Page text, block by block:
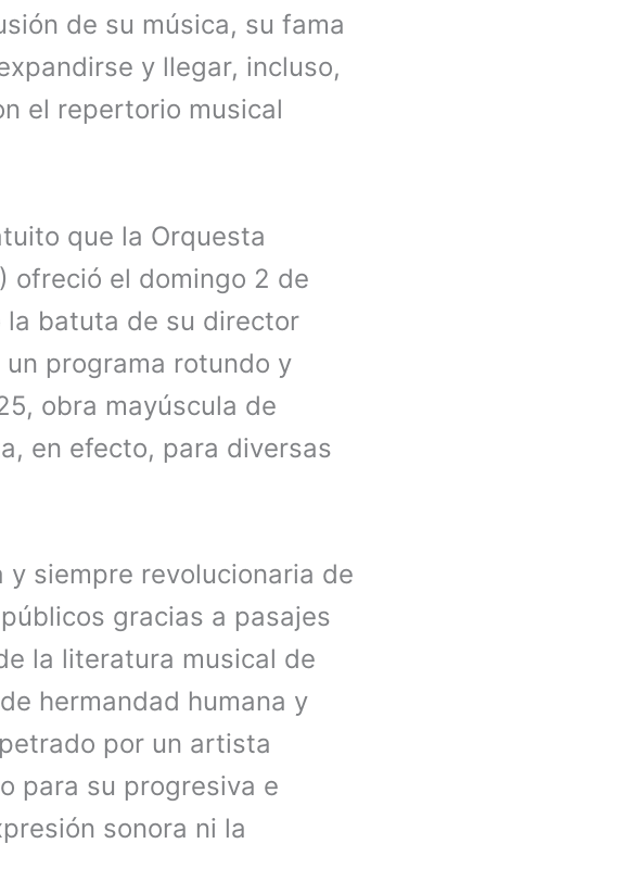
de su música, su fama
y llegar, incluso,
el repertorio musical
que la Orquesta
ofreció el domingo 2 de
la batuta de su director
un programa rotundo y
obra mayúscula de
en efecto, para diversas
siempre revolucionaria de
gracias a pasajes
la literatura musical de
hermandad humana y
por un artista
para su progresiva e
sonora ni la